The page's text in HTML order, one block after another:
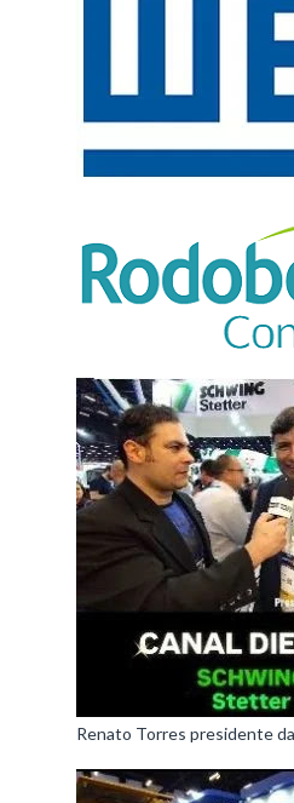
Renato Torres presidente